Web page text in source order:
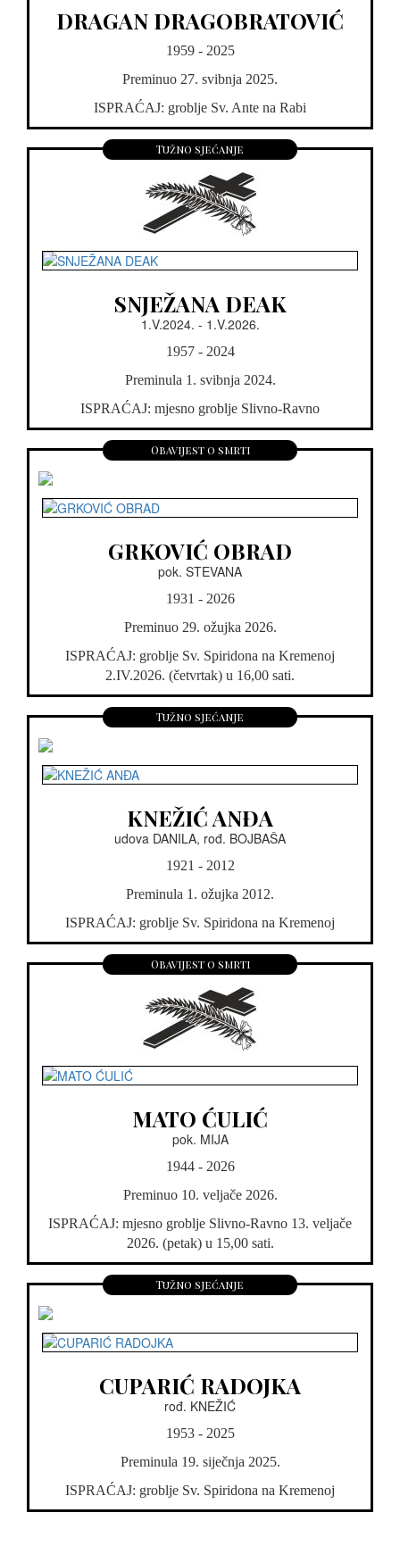
DRAGAN DRAGOBRATOVIĆ
1959 - 2025
Preminuo 27. svibnja 2025.
ISPRAĆAJ: groblje Sv. Ante na Rabi
Tužno sjećanje
SNJEŽANA DEAK
1.V.2024. - 1.V.2026.
1957 - 2024
Preminula 1. svibnja 2024.
ISPRAĆAJ: mjesno groblje Slivno-Ravno
Obavijest o smrti
GRKOVIĆ OBRAD
pok. STEVANA
1931 - 2026
Preminuo 29. ožujka 2026.
ISPRAĆAJ: groblje Sv. Spiridona na Kremenoj
2.IV.2026. (četvrtak) u 16,00 sati.
Tužno sjećanje
KNEŽIĆ ANĐA
udova DANILA, rođ. BOJBAŠA
1921 - 2012
Preminula 1. ožujka 2012.
ISPRAĆAJ: groblje Sv. Spiridona na Kremenoj
Obavijest o smrti
MATO ĆULIĆ
pok. MIJA
1944 - 2026
Preminuo 10. veljače 2026.
ISPRAĆAJ: mjesno groblje Slivno-Ravno 13. veljače
2026. (petak) u 15,00 sati.
Tužno sjećanje
CUPARIĆ RADOJKA
rođ. KNEŽIĆ
1953 - 2025
Preminula 19. siječnja 2025.
ISPRAĆAJ: groblje Sv. Spiridona na Kremenoj